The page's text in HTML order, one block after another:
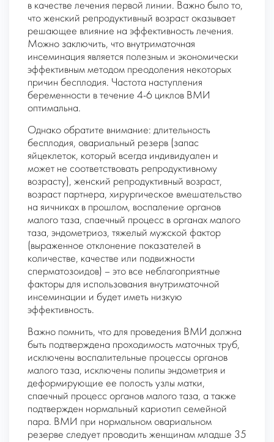
в качестве лечения первой линии. Важно было то,
что женский репродуктивный возраст оказывает
решающее влияние на эффективность лечения.
Можно заключить, что внутриматочная
инсеминация является полезным и экономически
эффективным методом преодоления некоторых
причин бесплодия. Частота наступления
беременности в течение 4-6 циклов ВМИ
оптимальна.
Однако обратите внимание: длительность
бесплодия, овариальный резерв (запас
яйцеклеток, который всегда индивидуален и
может не соответствовать репродуктивному
возрасту), женский репродуктивный возраст,
возраст партнера, хирургическое вмешательство
на яичниках в прошлом, воспаление органов
малого таза, спаечный процесс в органах малого
таза, эндометриоз, тяжелый мужской фактор
(выраженное отклонение показателей в
количестве, качестве или подвижности
сперматозоидов) – это все неблагоприятные
факторы для использования внутриматочной
инсеминации и будет иметь низкую
эффективность.
Важно помнить, что для проведения ВМИ должна
быть подтверждена проходимость маточных труб,
исключены воспалительные процессы органов
малого таза, исключены полипы эндометрия и
деформирующие ее полость узлы матки,
спаечный процесс органов малого таза, а также
подтвержден нормальный кариотип семейной
пара. ВМИ при нормальном овариальном
резерве следует проводить женщинам младше 35